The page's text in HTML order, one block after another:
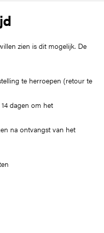
zien is dit mogelijk. De
te herroepen (retour te
dagen om het
na ontvangst van het